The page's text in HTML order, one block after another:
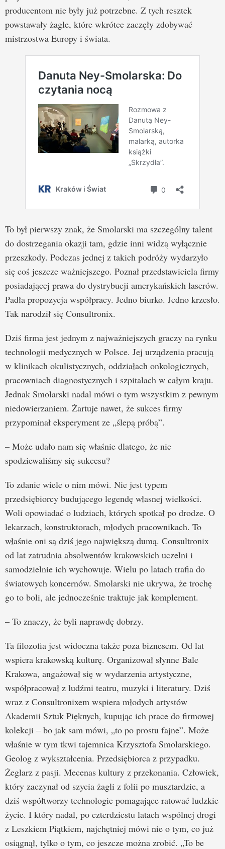
producentom nie były już potrzebne. Z tych resztek
powstawały żagle, które wkrótce zaczęły zdobywać
mistrzostwa Europy i świata.
To był pierwszy znak, że Smolarski ma szczególny talent
do dostrzegania okazji tam, gdzie inni widzą wyłącznie
przeszkody. Podczas jednej z takich podróży wydarzyło
się coś jeszcze ważniejszego. Poznał przedstawiciela firmy
posiadającej prawa do dystrybucji amerykańskich laserów.
Padła propozycja współpracy. Jedno biurko. Jedno krzesło.
Tak narodził się Consultronix.
Dziś firma jest jednym z najważniejszych graczy na rynku
technologii medycznych w Polsce. Jej urządzenia pracują
w klinikach okulistycznych, oddziałach onkologicznych,
pracowniach diagnostycznych i szpitalach w całym kraju.
Jednak Smolarski nadal mówi o tym wszystkim z pewnym
niedowierzaniem. Żartuje nawet, że sukces firmy
przypominał eksperyment ze „ślepą próbą”.
– Może udało nam się właśnie dlatego, że nie
spodziewaliśmy się sukcesu?
To zdanie wiele o nim mówi. Nie jest typem
przedsiębiorcy budującego legendę własnej wielkości.
Woli opowiadać o ludziach, których spotkał po drodze. O
lekarzach, konstruktorach, młodych pracownikach. To
właśnie oni są dziś jego największą dumą. Consultronix
od lat zatrudnia absolwentów krakowskich uczelni i
samodzielnie ich wychowuje. Wielu po latach trafia do
światowych koncernów. Smolarski nie ukrywa, że trochę
go to boli, ale jednocześnie traktuje jak komplement.
– To znaczy, że byli naprawdę dobrzy.
Ta filozofia jest widoczna także poza biznesem. Od lat
wspiera krakowską kulturę. Organizował słynne Bale
Krakowa, angażował się w wydarzenia artystyczne,
współpracował z ludźmi teatru, muzyki i literatury. Dziś
wraz z Consultronixem wspiera młodych artystów
Akademii Sztuk Pięknych, kupując ich prace do firmowej
kolekcji – bo jak sam mówi, „to po prostu fajne”. Może
właśnie w tym tkwi tajemnica Krzysztofa Smolarskiego.
Geolog z wykształcenia. Przedsiębiorca z przypadku.
Żeglarz z pasji. Mecenas kultury z przekonania. Człowiek,
który zaczynał od szycia żagli z folii po musztardzie, a
dziś współtworzy technologie pomagające ratować ludzkie
życie. I który nadal, po czterdziestu latach wspólnej drogi
z Leszkiem Piątkiem, najchętniej mówi nie o tym, co już
osiągnął, tylko o tym, co jeszcze można zrobić. „To be